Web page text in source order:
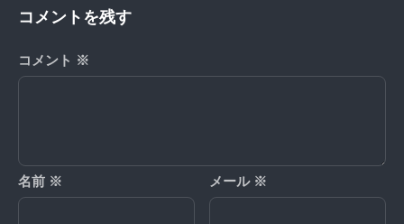
コメントを残す
コメント ※
名前 ※ メール ※